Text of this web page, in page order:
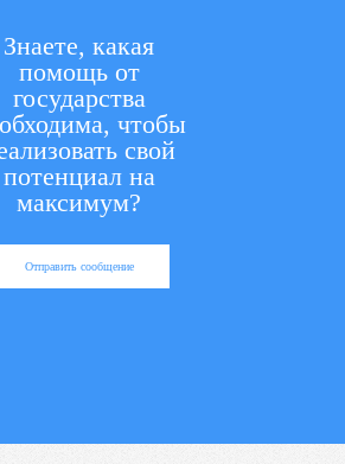
Знаете, какая
помощь от
государства
чтобы
свой
потенциал на
максимум?
Отправить сообщение